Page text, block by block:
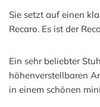
Sie setzt auf einen
Recaro. Es ist der
Ein sehr beliebter
höhenverstellbaren
in einem schönen